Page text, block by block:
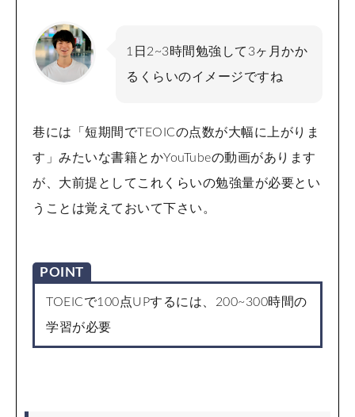
1日2~3時間勉強して3ヶ月かか
るくらいのイメージですね
巷には「短期間でTEOICの点数が大幅に上がりま
す」みたいな書籍とかYouTubeの動画があります
が、大前提としてこれくらいの勉強量が必要とい
うことは覚えておいて下さい。
POINT
TOEICで100点UPするには、200~300時間の
学習が必要